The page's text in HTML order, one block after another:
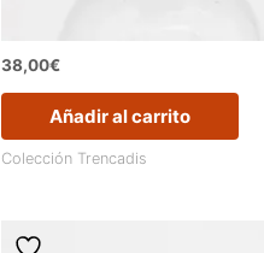
38,00€
Añadir al carrito
Colección Trencadis